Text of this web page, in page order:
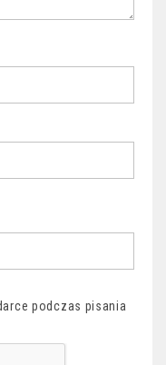
podczas pisania